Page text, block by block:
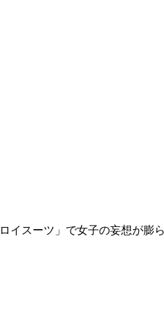
イスーツ」で女子の妄想が膨